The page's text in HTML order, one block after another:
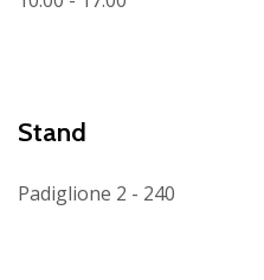
Stand
Padiglione 2 - 240